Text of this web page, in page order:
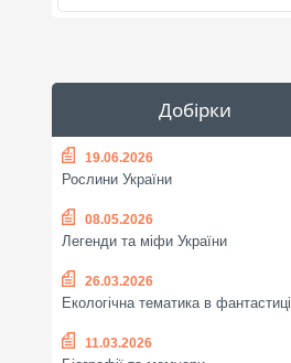
Добірки
19.06.2026
Рослини України
08.05.2026
Легенди та міфи України
26.03.2026
Екологічна тематика в фантастиці
11.03.2026